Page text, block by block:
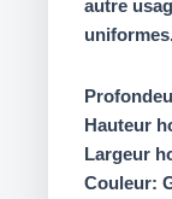
autre
Hauteur
Largeur
Couleur: